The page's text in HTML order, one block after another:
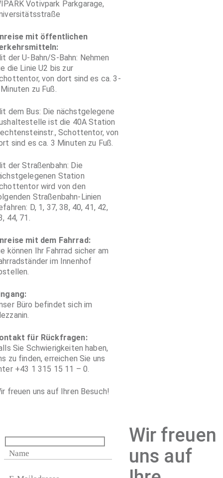
Votivpark Parkgarage,
mit öffentlichen
der U-Bahn/S-Bahn: Nehmen
die Linie U2 bis zur
von dort sind es ca. 3-
zu Fuß.
dem Bus: Die nächstgelegene
ist die 40A Station
Schottentor, von
sind es ca. 3 Minuten zu Fuß.
der Straßenbahn: Die
Station
wird von den
Straßenbahn-Linien
D, 1, 37, 38, 40, 41, 42,
44, 71.
mit dem Fahrrad:
können Ihr Fahrrad sicher am
im Innenhof
Büro befindet sich im
für Rückfragen:
Sie Schwierigkeiten haben,
zu finden, erreichen Sie uns
+43 1 315 15 11 – 0.
freuen uns auf Ihren Besuch!
Wir freuen
uns auf